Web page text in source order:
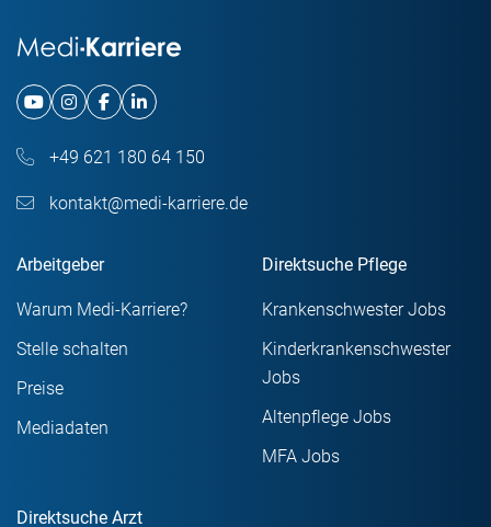
+49 621 180 64 150
kontakt@medi-karriere.de
Arbeitgeber
Warum Medi-Karriere?
Stelle schalten
Preise
Mediadaten
Direktsuche Pflege
Krankenschwester Jobs
Kinderkrankenschwester
Jobs
Altenpflege Jobs
MFA Jobs
Direktsuche Arzt